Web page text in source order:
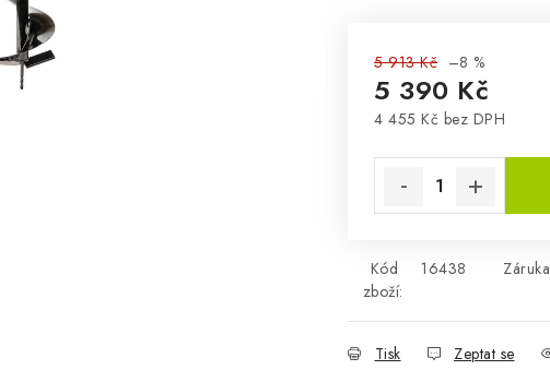
5 913 Kč –8 %
5 390 Kč
4 455 Kč bez DPH
Kód
zboží:
16438 Záruka
Tisk Zeptat se